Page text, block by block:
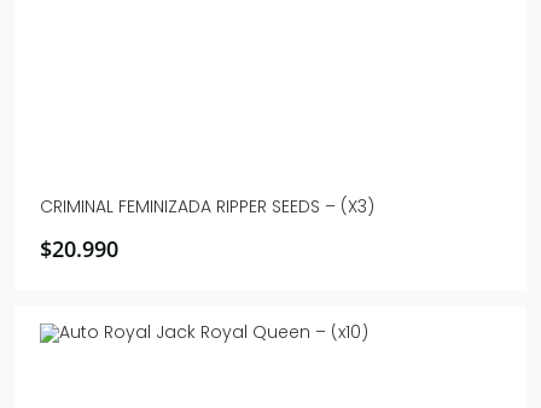
CRIMINAL FEMINIZADA RIPPER SEEDS – (X3)
$20.990